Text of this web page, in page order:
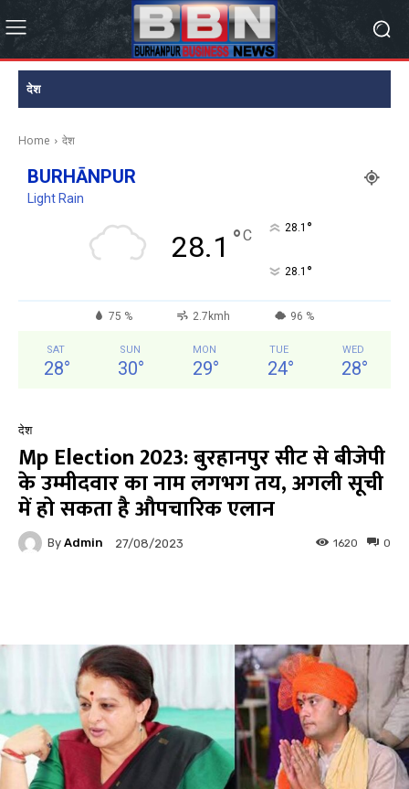
देश
Home देश
BURHĀNPUR
Light Rain
28.1 °C 28.1 °
28.1 °
75 % 2.7kmh 96 %
SAT
28°
SUN
30°
MON
29°
TUE
24°
WED
28°
देश
Mp Election 2023: बुरहानपुर सीट से बीजेपी
के उम्मीदवार का नाम लगभग तय, अगली सूची
में हो सकता है औपचारिक एलान
By Admin 27/08/2023 0
1620